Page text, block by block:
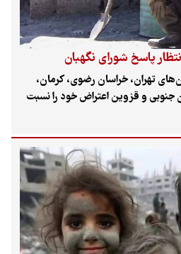
تهران، خراسان رضوی، کرمان،
و قزوین اعتراض خود را نسبت
توسط مجلس به شورای